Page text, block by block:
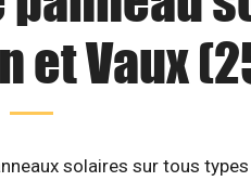
et Vaux
solaires sur tous